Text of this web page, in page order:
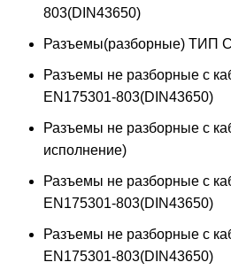
803(DIN43650)
Разъемы(разборные) ТИП
Разъемы не разборные с
EN175301-803(DIN43650)
Разъемы не разборные с
исполнение)
Разъемы не разборные с
EN175301-803(DIN43650)
Разъемы не разборные с
EN175301-803(DIN43650)